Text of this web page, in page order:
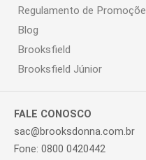
Política de Cookies
Regulamento de Promoções
Blog
Brooksfield
Brooksfield Júnior
FALE CONOSCO
sac@brooksdonna.com.br